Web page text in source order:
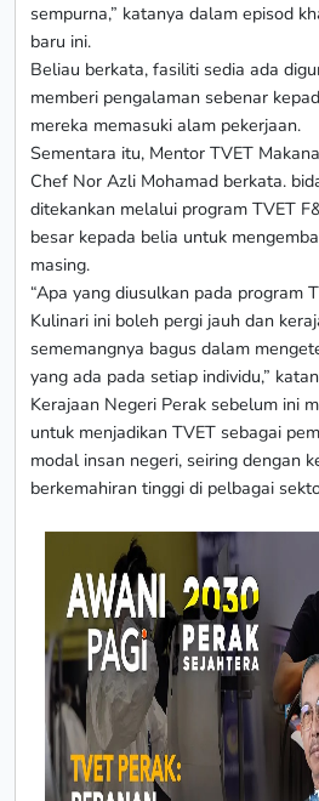
sempurna,” katanya dalam episod
baru ini.
Beliau berkata, fasiliti sedia ada
memberi pengalaman sebenar
mereka memasuki alam pekerjaan.
Sementara itu, Mentor TVET
Chef Nor Azli Mohamad berkata.
ditekankan melalui program TVET
besar kepada belia untuk
masing.
“Apa yang diusulkan pada program
Kulinari ini boleh pergi jauh dan
sememangnya bagus dalam
yang ada pada setiap individu,”
Kerajaan Negeri Perak sebelum ini
untuk menjadikan TVET sebagai
modal insan negeri, seiring dengan
berkemahiran tinggi di pelbagai